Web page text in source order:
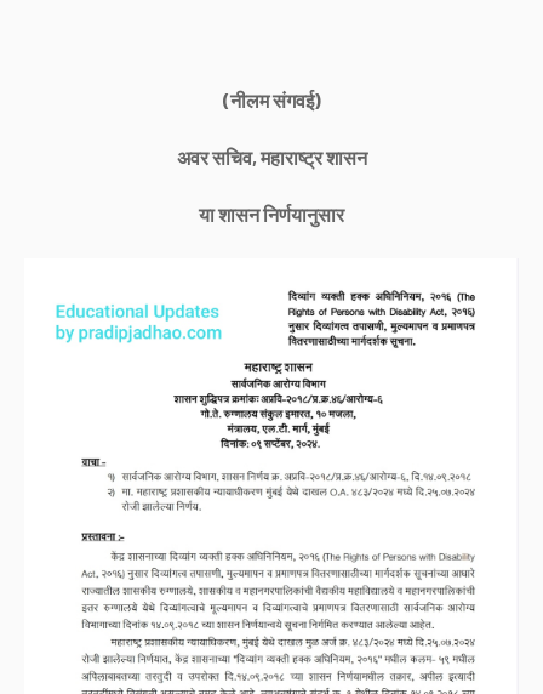
(नीलम संगवई)
अवर सचिव, महाराष्ट्र शासन
या शासन निर्णयानुसार